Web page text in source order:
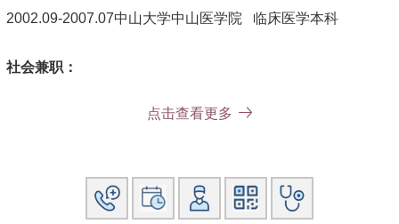
2002.09-2007.07中山大学中山医学院 临床医学本科
社会兼职：
中国抗癌协会肿瘤支持专业委员会外科学组委员
广东省抗癌协会大肠癌专业委员会委员
广东省医师协会减重与代谢病工作委员会委员
点击查看更多